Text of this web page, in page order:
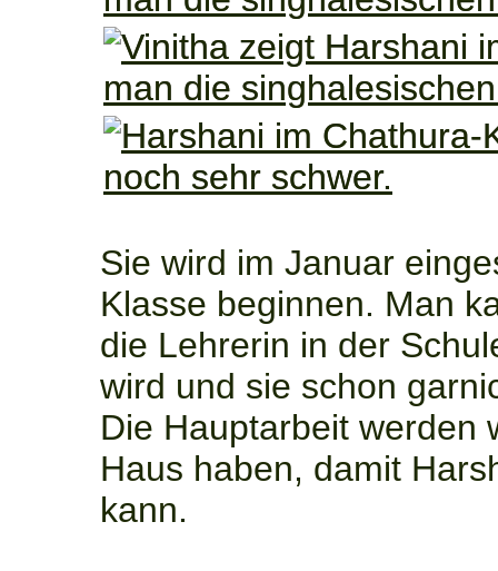
Sie wird im Januar
Klasse beginnen. Man
die Lehrerin in der
wird und sie schon
Die Hauptarbeit werden
Haus haben, damit
kann.